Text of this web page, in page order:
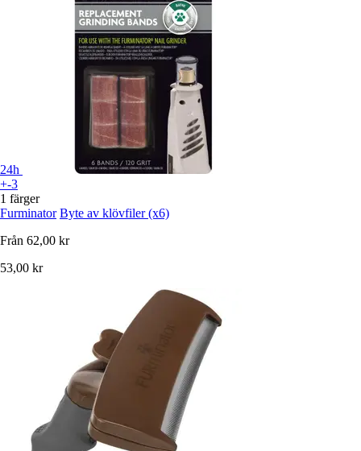
24h
+-3
1 färger
Furminator Byte av klövfiler (x6)
Från 62,00 kr
53,00 kr